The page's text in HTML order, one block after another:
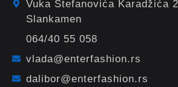
Vuka Stefanovića Karadžića
Slankamen
064/40 55 058
vlada@enterfashion.rs
dalibor@enterfashion.rs